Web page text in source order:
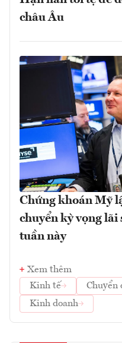
châu Âu
Chứng khoán Mỹ
chuyển kỳ vọng lãi
tuần này
Xem thêm
Kinh tế
Chuyển
Kinh doanh